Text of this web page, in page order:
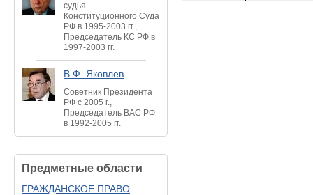
судья
Конституционного Суда
РФ в 1995-2003 гг.,
Председатель КС РФ в
1997-2003 гг.
В.Ф. Яковлев
Советник Президента
РФ с 2005 г.,
Председатель ВАС РФ
в 1992-2005 гг.
Предметные области
ГРАЖДАНСКОЕ ПРАВО